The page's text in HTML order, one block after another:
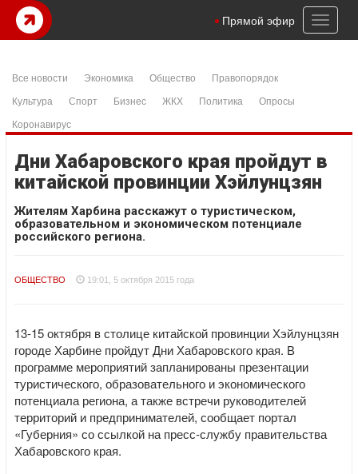
Toggle
Прямой эфир
Все новости Экономика Общество
Правопорядок
Культура
Спорт Бизнес ЖКХ Политика
Опросы
Коронавирус
Дни Хабаровского края пройдут в
китайской провинции Хэйлунцзян
Жителям Харбина расскажут о туристическом,
образовательном и экономическом потенциале
российского региона.
ОБЩЕСТВО 19:01, 5 октября 2015 года
13-15 октября в столице китайской провинции Хэйлунцзян
городе Харбине пройдут Дни Хабаровского края. В
программе мероприятий запланированы презентации
туристического, образовательного и экономического
потенциала региона, а также встречи руководителей
территорий и предпринимателей, сообщает портал
«Губерния» со ссылкой на пресс-службу правительства
Хабаровского края.